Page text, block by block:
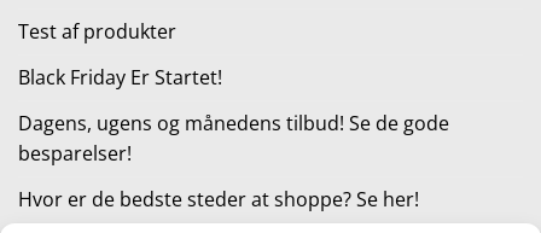
Test af produkter
Black Friday Er Startet!
Dagens, ugens og månedens tilbud! Se de gode
besparelser!
Hvor er de bedste steder at shoppe? Se her!